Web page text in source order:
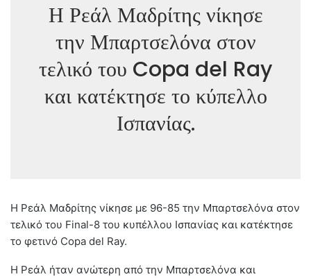
Η Ρεάλ Μαδρίτης νίκησε
την Μπαρτσελόνα στον
τελικό του Copa del Ray
και κατέκτησε το κύπελλο
Ισπανίας.
Η Ρεάλ Μαδρίτης νίκησε με 96-85 την Μπαρτσελόνα στον
τελικό του Final-8 του κυπέλλου Ισπανίας και κατέκτησε
το φετινό Copa del Ray.
Η Ρεάλ ήταν ανώτερη από την Μπαρτσελόνα και